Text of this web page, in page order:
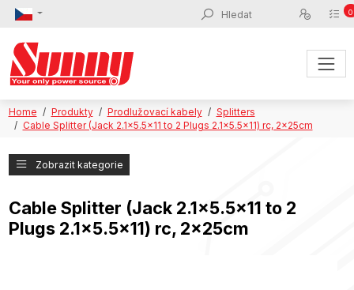
0
Home Produkty Prodlužovací kabely
Splitters
Cable Splitter (Jack 2.1x5.5x11 to 2 Plugs 2.1x5.5x11) rc, 2x25cm
Zobrazit kategorie
Cable Splitter (Jack 2.1x5.5x11 to 2
Plugs 2.1x5.5x11) rc, 2x25cm